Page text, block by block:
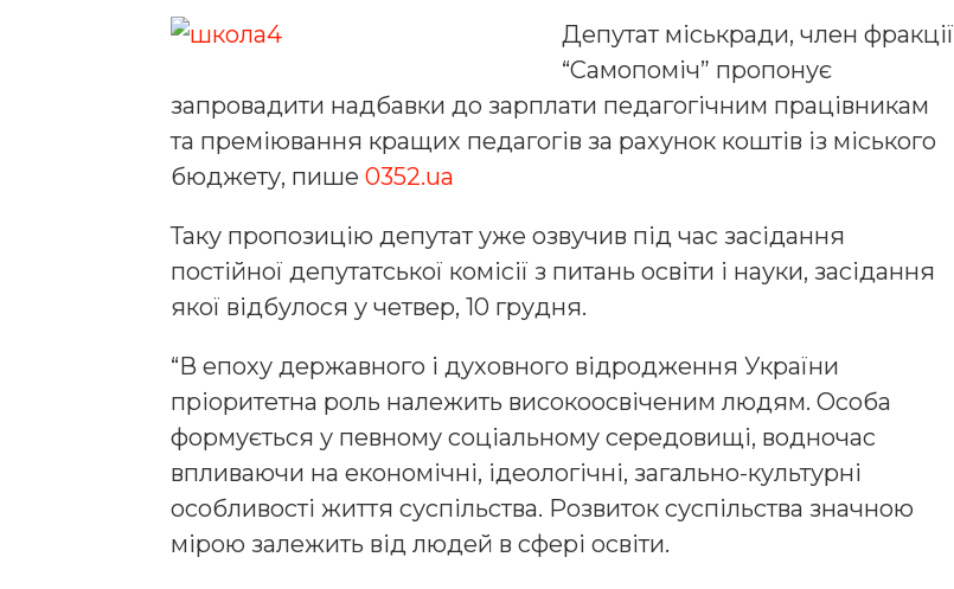
Депутат міськради, член фракції
“Самопоміч” пропонує
запровадити надбавки до зарплати педагогічним працівникам
та преміювання кращих педагогів за рахунок коштів із міського
бюджету, пише 0352.ua
Таку пропозицію депутат уже озвучив під час засідання
постійної депутатської комісії з питань освіти і науки, засідання
якої відбулося у четвер, 10 грудня.
“В епоху державного і духовного відродження України
пріоритетна роль належить високоосвіченим людям. Особа
формується у певному соціальному середовищі, водночас
впливаючи на економічні, ідеологічні, загально-культурні
особливості життя суспільства. Розвиток суспільства значною
мірою залежить від людей в сфері освіти.